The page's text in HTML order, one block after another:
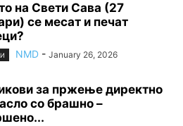
на Свети Сава (27
се месат и печат
NMD - January 26, 2026
за пржење директно
со брашно –